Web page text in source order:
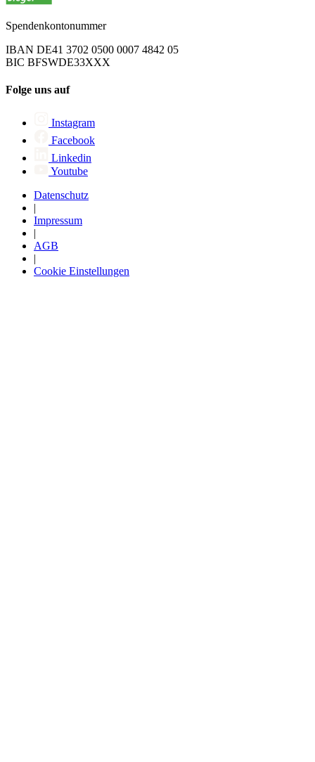
Spendenkontonummer
IBAN DE41 3702 0500 0007 4842 05
BIC BFSWDE33XXX
Folge uns auf
Instagram
Facebook
Linkedin
Youtube
Datenschutz
|
Impressum
|
AGB
|
Cookie Einstellungen